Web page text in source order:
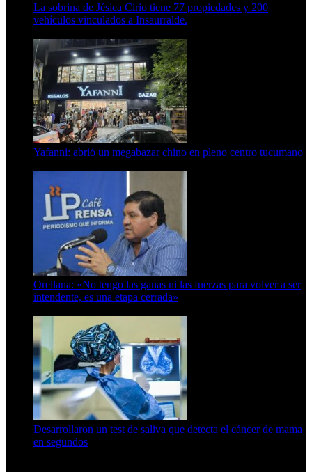
La sobrina de Jésica Cirio tiene 77 propiedades y 200
vehículos vinculados a Insaurralde.
Yafanni: abrió un megabazar chino en pleno centro tucumano
Orellana: «No tengo las ganas ni las fuerzas para volver a ser
intendente, es una etapa cerrada»
Desarrollaron un test de saliva que detecta el cáncer de mama
en segundos